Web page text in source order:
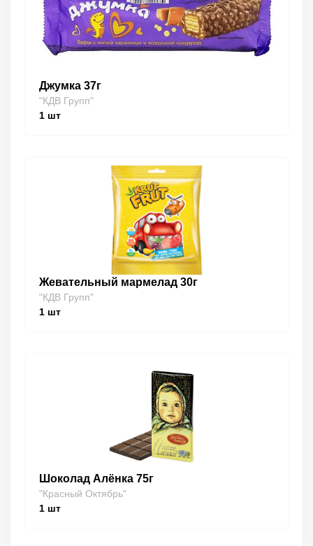
Джумка 37г
"КДВ Групп"
1 шт
Жевательный мармелад 30г
"КДВ Групп"
1 шт
Шоколад Алёнка 75г
"Красный Октябрь"
1 шт